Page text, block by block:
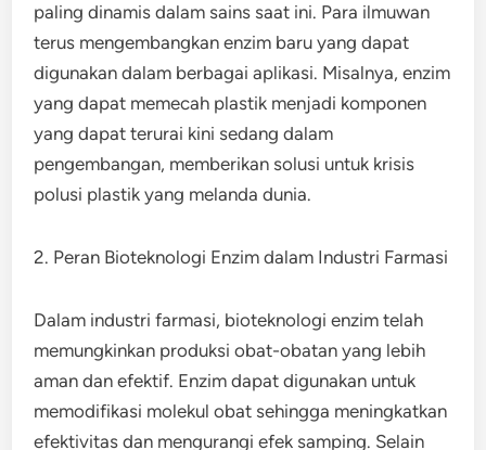
paling dinamis dalam sains saat ini. Para ilmuwan
terus mengembangkan enzim baru yang dapat
digunakan dalam berbagai aplikasi. Misalnya, enzim
yang dapat memecah plastik menjadi komponen
yang dapat terurai kini sedang dalam
pengembangan, memberikan solusi untuk krisis
polusi plastik yang melanda dunia.
2. Peran Bioteknologi Enzim dalam Industri Farmasi
Dalam industri farmasi, bioteknologi enzim telah
memungkinkan produksi obat-obatan yang lebih
aman dan efektif. Enzim dapat digunakan untuk
memodifikasi molekul obat sehingga meningkatkan
efektivitas dan mengurangi efek samping. Selain